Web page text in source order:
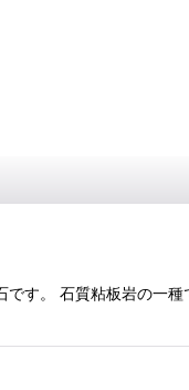
。 石質粘板岩の一種